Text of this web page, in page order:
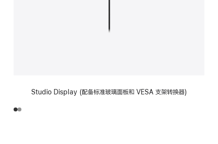
Studio Display (配备标准玻璃面板和 VESA 支架转换器)